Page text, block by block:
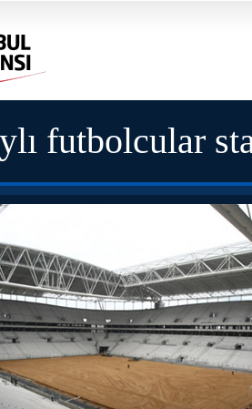
futbolcular